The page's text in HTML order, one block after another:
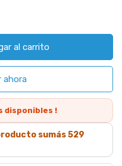
al carrito
ahora
disponibles !
sumás529